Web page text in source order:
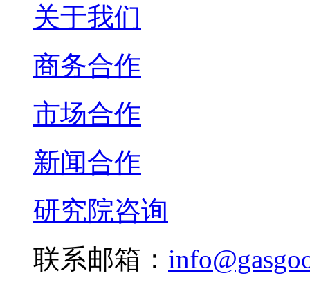
关于我们
商务合作
市场合作
新闻合作
研究院咨询
联系邮箱：